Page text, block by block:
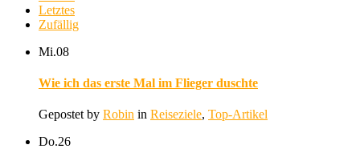
Letztes
Zufällig
Mi.08
Wie ich das erste Mal im Flieger duschte
Gepostet by Robin in Reiseziele, Top-Artikel
Do.26